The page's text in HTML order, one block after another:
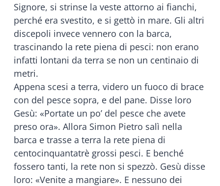
Signore, si strinse la veste attorno ai fianchi,
perché era svestito, e si gettò in mare. Gli altri
discepoli invece vennero con la barca,
trascinando la rete piena di pesci: non erano
infatti lontani da terra se non un centinaio di
metri.
Appena scesi a terra, videro un fuoco di brace
con del pesce sopra, e del pane. Disse loro
Gesù: «Portate un po’ del pesce che avete
preso ora». Allora Simon Pietro salì nella
barca e trasse a terra la rete piena di
centocinquantatrè grossi pesci. E benché
fossero tanti, la rete non si spezzò. Gesù disse
loro: «Venite a mangiare». E nessuno dei